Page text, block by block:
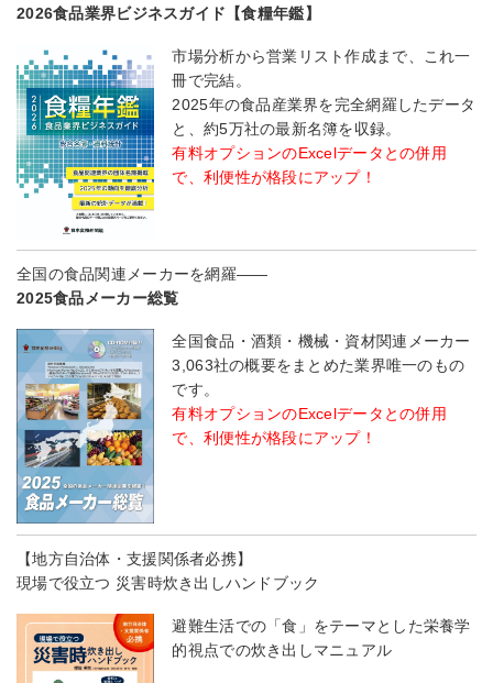
2026食品業界ビジネスガイド【食糧年鑑】
市場分析から営業リスト作成まで、これ一
冊で完結。
2025年の食品産業界を完全網羅したデータ
と、約5万社の最新名簿を収録。
有料オプションのExcelデータとの併用
で、利便性が格段にアップ！
全国の食品関連メーカーを網羅――
2025食品メーカー総覧
全国食品・酒類・機械・資材関連メーカー
3,063社の概要をまとめた業界唯一のもの
です。
有料オプションのExcelデータとの併用
で、利便性が格段にアップ！
【地方自治体・支援関係者必携】
現場で役立つ 災害時炊き出しハンドブック
避難生活での「食」をテーマとした栄養学
的視点での炊き出しマニュアル